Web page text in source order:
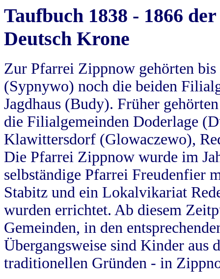
Taufbuch 1838 - 1866
Deutsch Krone
Zur Pfarrei Zippnow gehörten
(Sypnywo) noch die beiden
Jagdhaus (Budy). Früher
die Filialgemeinden Doderlage
Klawittersdorf (Glowaczewo),
Die Pfarrei Zippnow wurde im
selbständige Pfarrei Freudenfier
Stabitz und ein Lokalvikariat
wurden errichtet. Ab diesem
Gemeinden, in den
Übergangsweise sind Kinder aus
traditionellen Gründen - in